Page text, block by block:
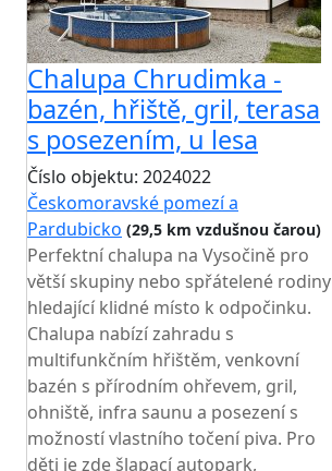
Chalupa Chrudimka -
bazén, hřiště, gril, terasa
s posezením, u lesa
Číslo objektu: 2024022
Českomoravské pomezí a
Pardubicko (29,5 km vzdušnou čarou)
Perfektní chalupa na Vysočině pro
větší skupiny nebo spřátelené rodiny
hledající klidné místo k odpočinku.
Chalupa nabízí zahradu s
multifunkčním hřištěm, venkovní
bazén s přírodním ohřevem, gril,
ohniště, infra saunu a posezení s
možností vlastního točení piva. Pro
děti je zde šlapací autopark,